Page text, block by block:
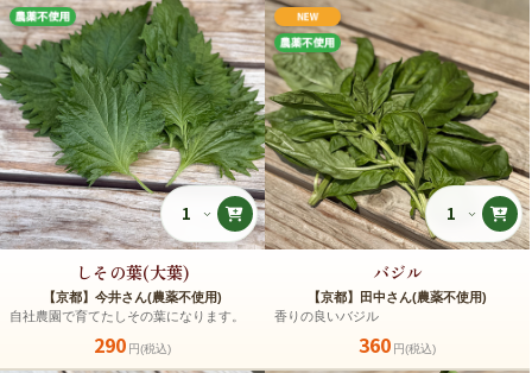
しその葉(大葉)
【京都】今井さん(農薬不使用)
自社農園で育てたしその葉になります。
290 円(税込)
バジル
【京都】田中さん(農薬不使用)
香りの良いバジル
360 円(税込)